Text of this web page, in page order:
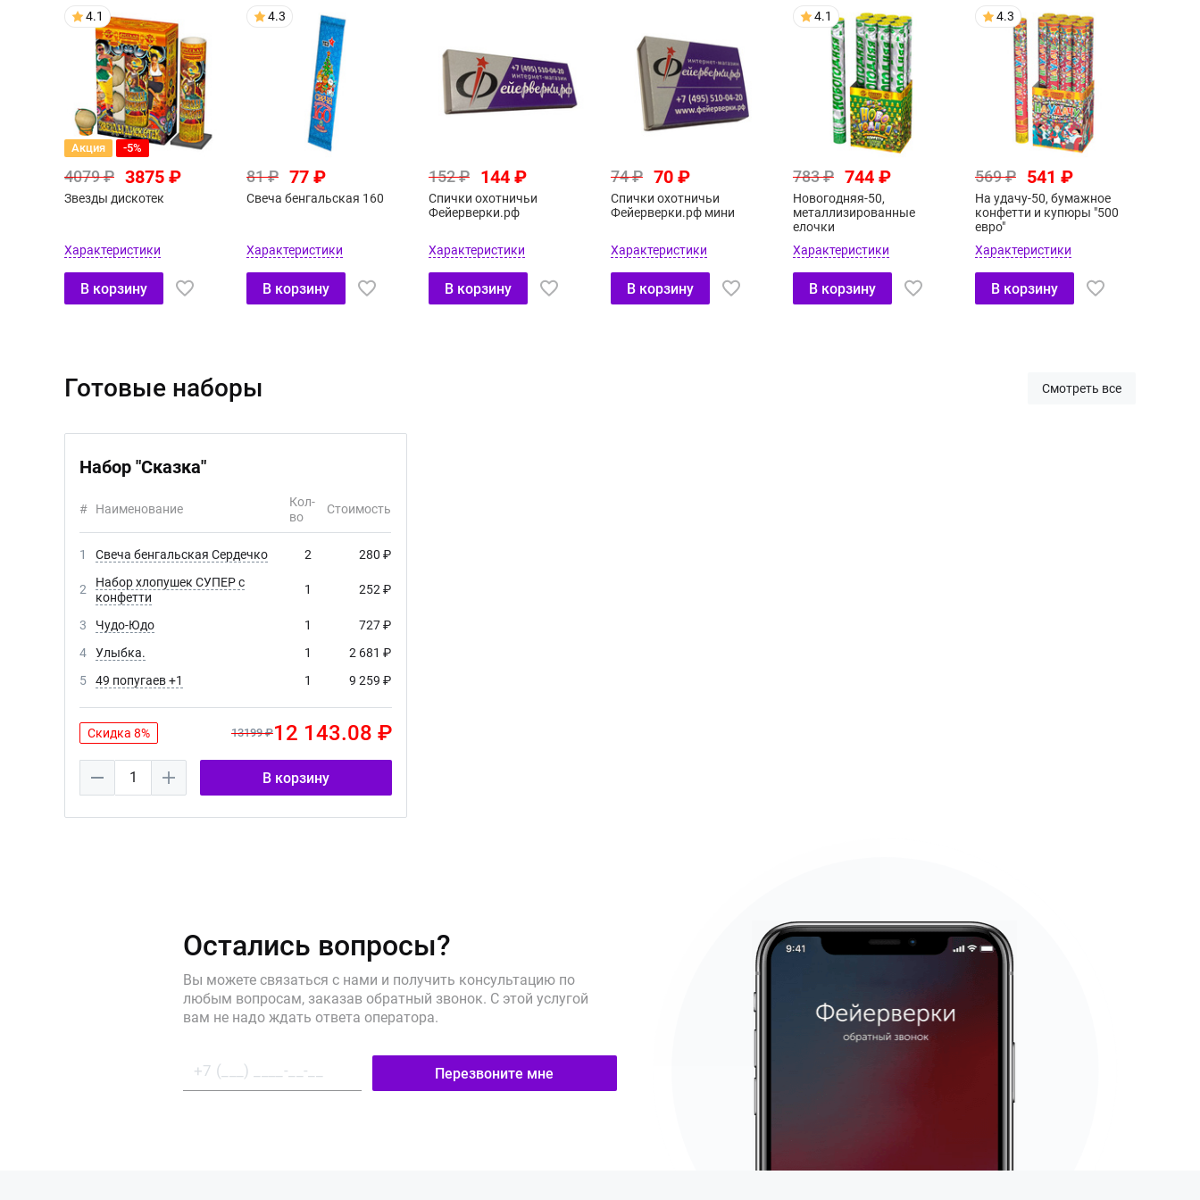
4.1
Акция -5%
4079 ₽ 3875 ₽
Звезды дискотек
Характеристики
В корзину
4.3
81 ₽ 77 ₽
Свеча бенгальская 160
Характеристики
В корзину
152 ₽ 144 ₽
Спички охотничьи
Фейерверки.рф
Характеристики
В корзину
74 ₽ 70 ₽
Спички охотничьи
Фейерверки.рф мини
Характеристики
В корзину
4.1
783 ₽ 744 ₽
Новогодняя-50,
металлизированные
елочки
Характеристики
В корзину
4.3
569 ₽ 541 ₽
На удачу-50, бумажное
конфетти и купюры "500
евро"
Характеристики
В корзину
Готовые наборы Смотреть все
Набор "Сказка"
# Наименование
Кол-
во
Стоимость
1 Свеча бенгальская Сердечко 2 280 ₽
2
Набор хлопушек СУПЕР с
конфетти
1 252 ₽
3 Чудо-Юдо 1
727 ₽
4
Улыбка. 1
2 681 ₽
5
49 попугаев +1 1 9 259 ₽
Скидка 8% 13199 ₽12 143.08 ₽
1 В корзину
Остались вопросы?
Вы можете связаться с нами и получить консультацию по
любым вопросам, заказав обратный звонок. С этой услугой
вам не надо ждать ответа оператора.
Перезвоните мне